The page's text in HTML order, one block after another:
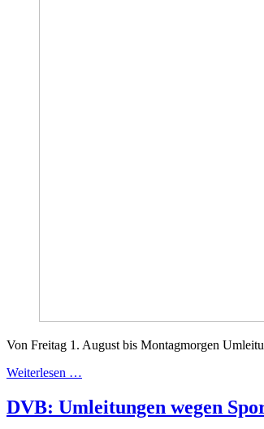
Von Freitag 1. August bis Montagmorgen
Weiterlesen …
DVB: Umleitungen wegen